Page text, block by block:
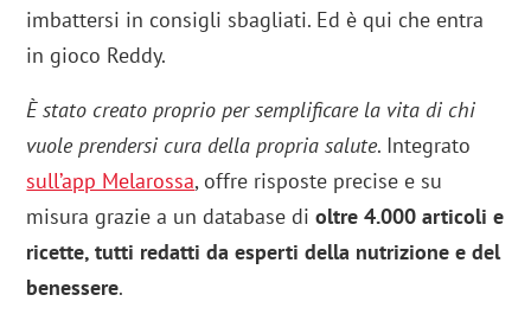
imbattersi in consigli sbagliati. Ed è qui che entra
in gioco Reddy.
È stato creato proprio per semplificare la vita di chi
vuole prendersi cura della propria salute. Integrato
sull’app Melarossa, offre risposte precise e su
misura grazie a un database dioltre 4.000 articoli e
ricette, tutti redatti da esperti della nutrizione e del
benessere.